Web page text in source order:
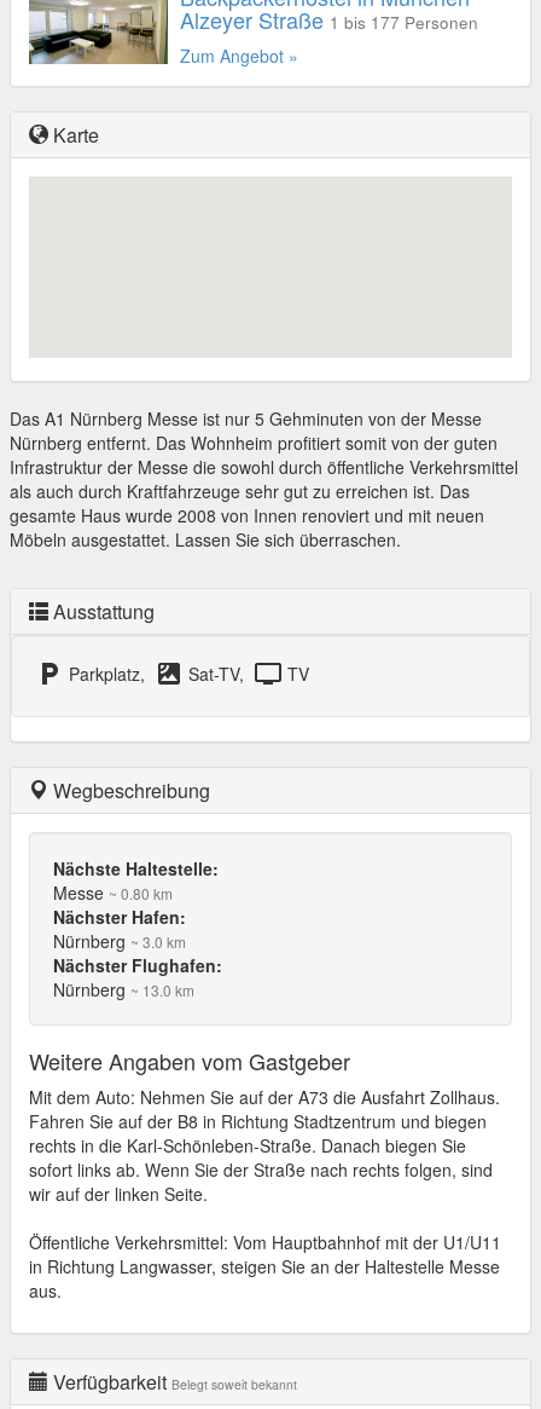
Alzeyer Straße 1 bis 177 Personen
Zum Angebot »
Karte
Das A1 Nürnberg Messe ist nur 5 Gehminuten von der Messe
Nürnberg entfernt. Das Wohnheim profitiert somit von der guten
Infrastruktur der Messe die sowohl durch öffentliche Verkehrsmittel
als auch durch Kraftfahrzeuge sehr gut zu erreichen ist. Das
gesamte Haus wurde 2008 von Innen renoviert und mit neuen
Möbeln ausgestattet. Lassen Sie sich überraschen.
Ausstattung
local_parking Parkplatz, satellite Sat-TV, tv TV
Wegbeschreibung
Nächste Haltestelle:
Messe ~ 0.80 km
Nächster Hafen:
Nürnberg ~ 3.0 km
Nächster Flughafen:
Nürnberg ~ 13.0 km
Weitere Angaben vom Gastgeber
Mit dem Auto: Nehmen Sie auf der A73 die Ausfahrt Zollhaus.
Fahren Sie auf der B8 in Richtung Stadtzentrum und biegen
rechts in die Karl-Schönleben-Straße. Danach biegen Sie
sofort links ab. Wenn Sie der Straße nach rechts folgen, sind
wir auf der linken Seite.
Öffentliche Verkehrsmittel: Vom Hauptbahnhof mit der U1/U11
in Richtung Langwasser, steigen Sie an der Haltestelle Messe
aus.
Verfügbarkeit Belegt soweit bekannt